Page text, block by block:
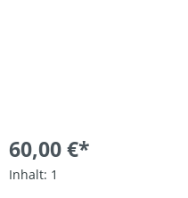
60,00 €*
Inhalt: 1